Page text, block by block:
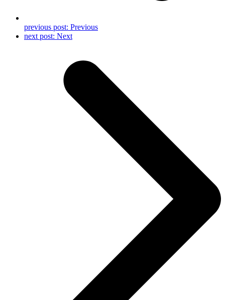
previous post: Previous
next post: Next